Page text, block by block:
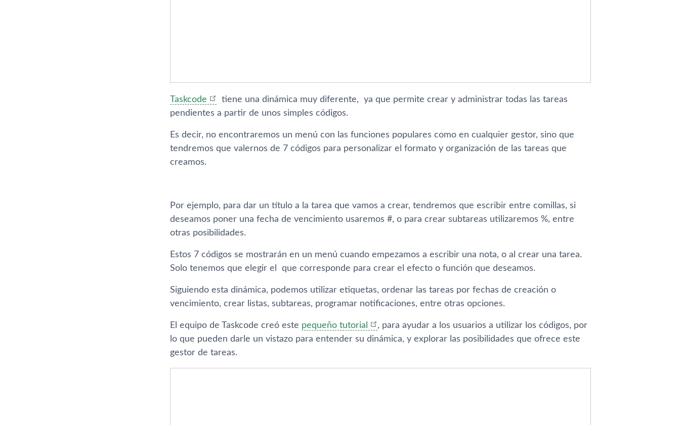
Taskcode
tiene una dinámica muy diferente, ya que permite crear y administrar todas las tareas
pendientes a partir de unos simples códigos.
Es decir, no encontraremos un menú con las funciones populares como en cualquier gestor, sino que
tendremos que valernos de 7 códigos para personalizar el formato y organización de las tareas que
creamos.
Por ejemplo, para dar un tí­tulo a la tarea que vamos a crear, tendremos que escribir entre comillas, si
deseamos poner una fecha de vencimiento usaremos #, o para crear subtareas utilizaremos %, entre
otras posibilidades.
Estos 7 códigos se mostrarán en un menú cuando empezamos a escribir una nota, o al crear una tarea.
Solo tenemos que elegir el que corresponde para crear el efecto o función que deseamos.
Siguiendo esta dinámica, podemos utilizar etiquetas, ordenar las tareas por fechas de creación o
vencimiento, crear listas, subtareas, programar notificaciones, entre otras opciones.
El equipo de Taskcode creó este pequeño tutorial
, para ayudar a los usuarios a utilizar los códigos, por
lo que pueden darle un vistazo para entender su dinámica, y explorar las posibilidades que ofrece este
gestor de tareas.